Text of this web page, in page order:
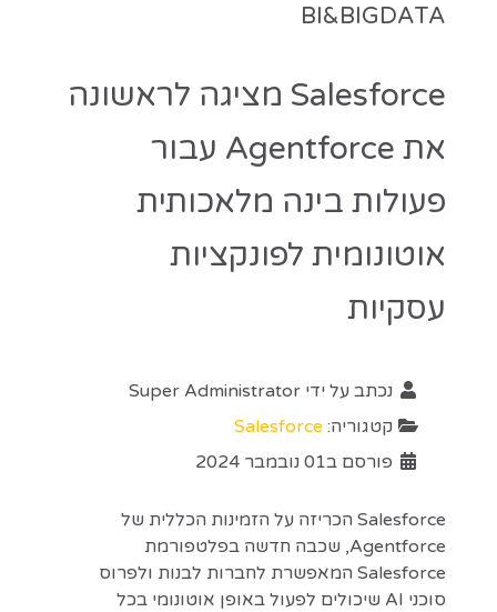
BI&BIGDATA
Salesforce מציגה לראשונה
את Agentforce עבור
פעולות בינה מלאכותית
אוטונומית לפונקציות
עסקיות
נכתב על ידי Super Administrator
קטגוריה: Salesforce
פורסם ב01 נובמבר 2024
Salesforce הכריזה על הזמינות הכללית של
Agentforce, שכבה חדשה בפלטפורמת
Salesforce המאפשרת לחברות לבנות ולפרוס
סוכני AI שיכולים לפעול באופן אוטונומי בכל